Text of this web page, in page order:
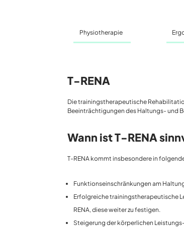
Physiotherapie
T-RENA
Die trainingstherapeutische
Beeinträchtigungen des Haltungs- und
Wann ist T-RENA
T-RENA kommt insbesondere in
Funktionseinschränkungen am
Erfolgreiche trainingstherapeutische
RENA, diese weiter zu festigen.
Steigerung der körperlichen